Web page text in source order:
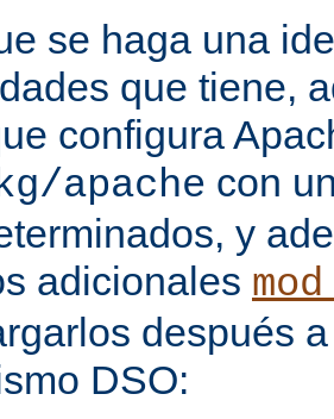
se haga una
que tiene,
configura
apache con
y
adicionales
después
DSO: